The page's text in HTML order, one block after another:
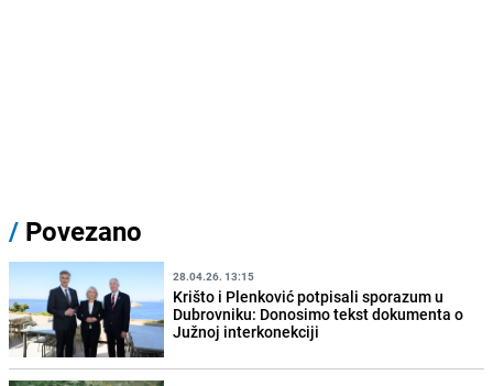
/ Povezano
28.04.26. 13:15
Krišto i Plenković potpisali sporazum u
Dubrovniku: Donosimo tekst dokumenta o
Južnoj interkonekciji